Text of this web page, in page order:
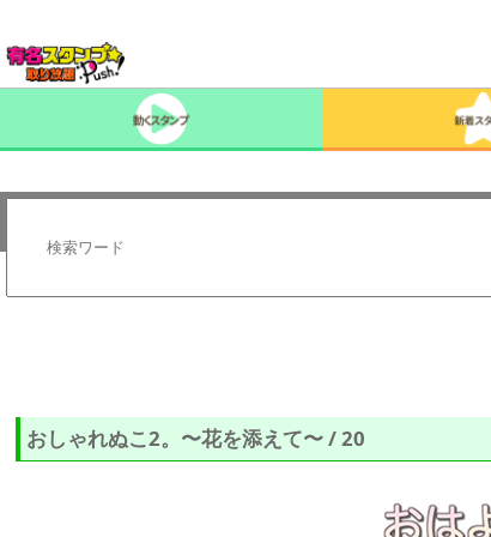
おしゃれぬこ2。〜花を添えて〜 / 20